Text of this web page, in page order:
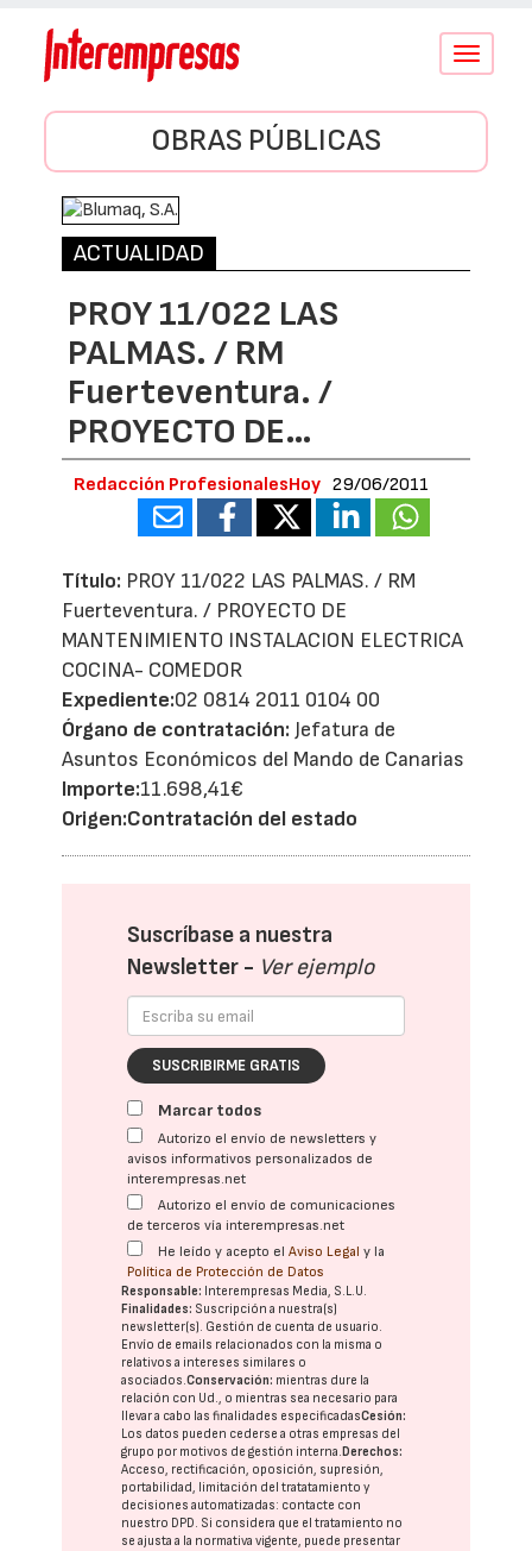
Conmutar
OBRAS PÚBLICAS
ACTUALIDAD
PROY 11/022 LAS
PALMAS. / RM
Fuerteventura. /
PROYECTO DE…
Redacción ProfesionalesHoy 29/06/2011
Título: PROY 11/022 LAS PALMAS. / RM
Fuerteventura. / PROYECTO DE
MANTENIMIENTO INSTALACION ELECTRICA
COCINA- COMEDOR
Expediente:02 0814 2011 0104 00
Órgano de contratación: Jefatura de
Asuntos Económicos del Mando de Canarias
Importe:11.698,41€
Origen:Contratación del estado
Suscríbase a nuestra
Newsletter - Ver ejemplo
SUSCRIBIRME GRATIS
Marcar todos
Autorizo el envío de newsletters y
avisos informativos personalizados de
interempresas.net
Autorizo el envío de comunicaciones
de terceros vía interempresas.net
He leído y acepto elAviso Legal y la
Política de Protección de Datos
Responsable: Interempresas Media, S.L.U.
Finalidades: Suscripción a nuestra(s)
newsletter(s). Gestión de cuenta de usuario.
Envío de emails relacionados con la misma o
relativos a intereses similares o
asociados.Conservación: mientras dure la
relación con Ud., o mientras sea necesario para
llevar a cabo las finalidades especificadasCesión:
Los datos pueden cederse a otras empresas del
grupo por motivos de gestión interna. Derechos:
Acceso, rectificación, oposición, supresión,
portabilidad, limitación del tratatamiento y
decisiones automatizadas: contacte con
nuestro DPD. Si considera que el tratamiento no
se ajusta a la normativa vigente, puede presentar